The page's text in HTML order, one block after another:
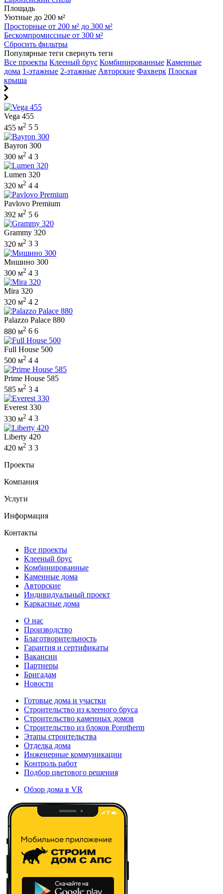
Площадь
Уютные до 200 м²
Просторные от 200 м² до 300 м²
Бескомпромиссные от 300 м²
Сбросить фильтры
Популярные теги свернуть теги
Все проекты Клееный брус Комбинированные Каменные
дома 1-этажные 2-этажные Авторские Фахверк Плоская
крыша
Vega 455
455 м2 5 5
Bayron 300
300 м2 4 3
Lumen 320
320 м2 4 4
Pavlovo Premium
392 м2 5 6
Grammy 320
320 м2 3 3
Мишино 300
300 м2 4 3
Mira 320
320 м2 4 2
Palazzo Palace 880
880 м2 6 6
Full House 500
500 м2 4 4
Prime House 585
585 м2 3 4
Everest 330
330 м2 4 3
Liberty 420
420 м2 3 3
Проекты
Компания
Услуги
Информация
Контакты
Все проекты
Клееный брус
Комбинированные
Каменные дома
Авторские
Индивидуальный проект
Каркасные дома
О нас
Производство
Благотворительность
Гарантия и сертификаты
Вакансии
Партнеры
Бригадам
Новости
Готовые дома и участки
Строительство из клееного бруса
Строительство каменных домов
Строительство из блоков Porotherm
Этапы строительства
Отделка дома
Инженерные коммуникации
Контроль работ
Подбор цветового решения
Обзор дома в VR